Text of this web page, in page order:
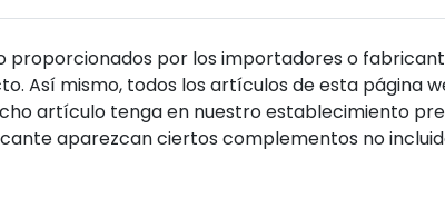
por los importadores o
Así mismo, todos los artículos de esta página
artículo tenga en nuestro establecimiento
aparezcan ciertos complementos no